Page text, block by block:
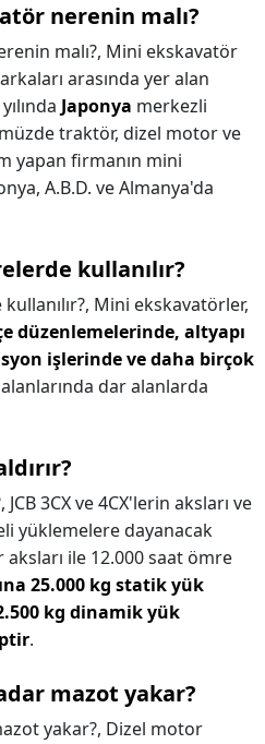
nerenin malı?
malı?, Mini ekskavatör
arasında yer alan
Japonya merkezli
traktör, dizel motor ve
yapan firmanın mini
A.B.D. ve Almanya'da
kullanılır?
Mini ekskavatörler,
düzenlemelerinde, altyapı
işlerinde ve daha birçok
alanlarında dar alanlarda
JCB 3CX ve 4CX'lerin aksları ve
yüklemelere dayanacak
aksları ile 12.000 saat ömre
25.000 kg statik yük
kg dinamik yük
.
mazot yakar?
yakar?, Dizel motor